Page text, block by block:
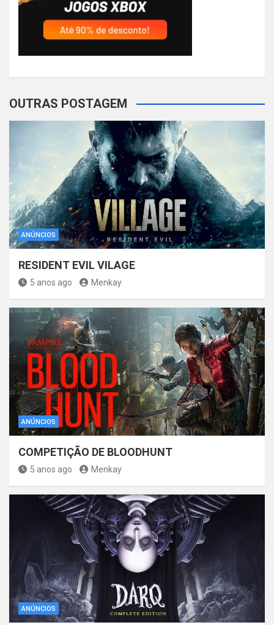
OUTRAS POSTAGEM
ANÚNCIOS
RESIDENT EVIL VILAGE
5 anos ago Menkay
ANÚNCIOS
COMPETIÇÃO DE BLOODHUNT
5 anos ago Menkay
ANÚNCIOS